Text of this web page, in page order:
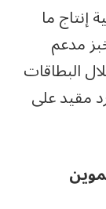
إنتاج ما
خبز مدعم
البطاقات
لكل فرد مقيد على